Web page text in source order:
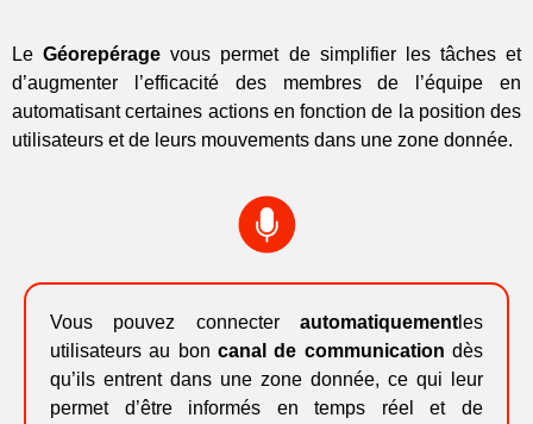
LeGéorepérage vous permet de simplifier les tâches et
d’augmenter l’efficacité des membres de l’équipe en
automatisant certaines actions en fonction de la position des
utilisateurs et de leurs mouvements dans une zone donnée.
Vous pouvez connecter automatiquement les
utilisateurs au bon canal de communication dès
qu’ils entrent dans une zone donnée, ce qui leur
permet d’être informés en temps réel et de